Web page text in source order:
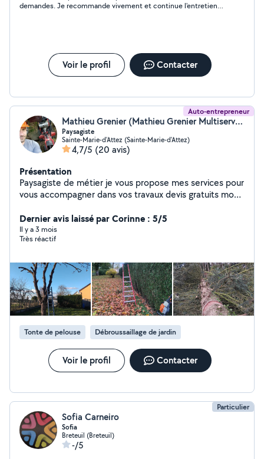
demandes. Je recommande vivement et continue l'entretien
Voir le profil Contacter
Auto-entrepreneur
Mathieu Grenier (Mathieu Grenier Multiservices)
Paysagiste
Sainte-Marie-d'Attez (Sainte-Marie-d'Attez)
4,7/5 (20 avis)
Présentation
Paysagiste de métier je vous propose mes services pour
vous accompagner dans vos travaux devis gratuits mon
Dernier avis laissé par Corinne : 5/5
Il y a 3 mois
Très réactif
Tonte de pelouse Débroussaillage de jardin
Voir le profil Contacter
Particulier
Sofia Carneiro
Sofia
Breteuil (Breteuil)
-/5